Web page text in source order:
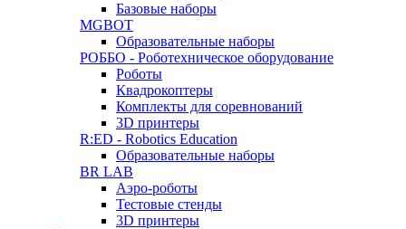
Базовые наборы
MGBOT
Образовательные наборы
РОББО - Роботехническое оборудование
Роботы
Квадрокоптеры
Комплекты для соревнований
3D принтеры
R:ED - Robotics Education
Образовательные наборы
BR LAB
Аэро-роботы
Тестовые стенды
3D принтеры